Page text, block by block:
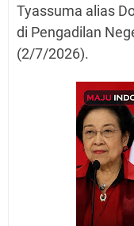
Tyassuma alias
di Pengadilan
(2/7/2026).